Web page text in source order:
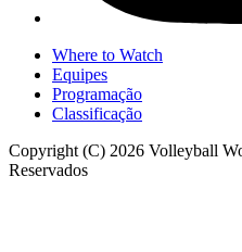
Where to Watch
Equipes
Programação
Classificação
Copyright (C) 2026 Volleyball
Reservados